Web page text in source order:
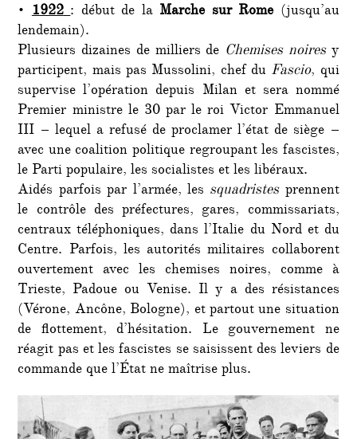
•1922 : début de la Marche sur Rome(jusqu’au
lendemain).
Plusieurs dizaines de milliers de Chemises noiresy
participent, mais pas Mussolini, chef du Fascio, qui
supervise l’opération depuis Milan et sera nommé
Premier ministre le 30 par le roi Victor Emmanuel
III – lequel a refusé de proclamer l’état de siège –
avec une coalition politique regroupant les fascistes,
le Parti populaire, les socialistes et les libéraux.
Aidés parfois par l’armée, les squadristesprennent
le contrôle des préfectures, gares, commissariats,
centraux téléphoniques, dans l’Italie du Nord et du
Centre. Parfois, les autorités militaires collaborent
ouvertement avec les chemises noires, comme à
Trieste, Padoue ou Venise. Il y a des résistances
(Vérone, Ancône, Bologne), et partout une situation
de flottement, d’hésitation. Le gouvernement ne
réagit pas et les fascistes se saisissent des leviers de
commande que l’État ne maîtrise plus.